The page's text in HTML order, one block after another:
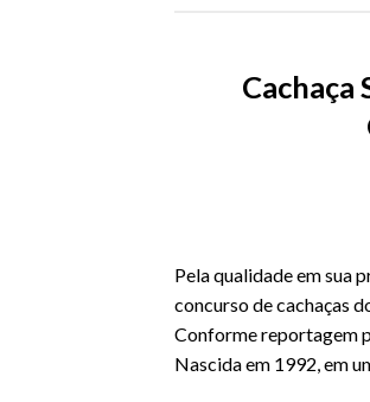
Cachaça
Pela qualidade em sua
concurso de cachaças
Conforme reportagem
Nascida em 1992, em